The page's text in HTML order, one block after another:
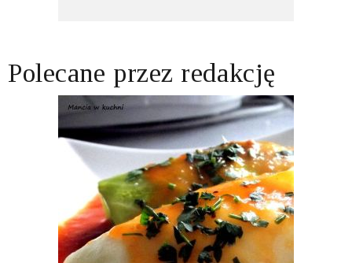
Polecane przez redakcję